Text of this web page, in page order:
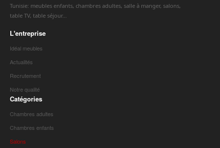
Tunisie: meubles enfants, chambres adultes, salle à manger, salons,
table TV, table séjour...
L'entreprise
Idéal meubles
Actualités
Recrutement
Notre qualité
Catégories
Chambres adultes
Chambres enfants
Salons